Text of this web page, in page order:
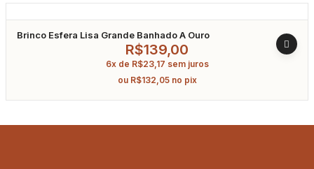
Brinco Esfera Lisa Grande Banhado A Ouro
R$139,00
6x de R$23,17 sem juros
ou R$132,05 no pix